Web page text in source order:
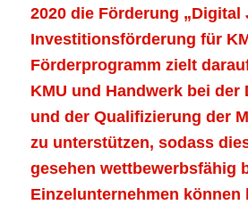
2020 die Förderung „Digital
Investitionsförderung für
Förderprogramm zielt
KMU und Handwerk bei
und der Qualifizierung der
zu unterstützen, sodass
gesehen wettbewerbsfähig
Einzelunternehmen können